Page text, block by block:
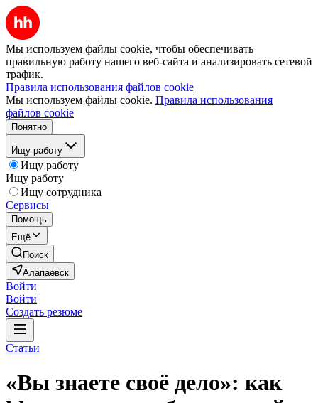
Мы используем файлы cookie, чтобы обеспечивать
правильную работу нашего веб-сайта и анализировать сетевой
трафик.
Правила использования файлов cookie
Мы используем файлы cookie. Правила использования
файлов cookie
Понятно
Ищу работу
Ищу работу
Ищу работу
Ищу сотрудника
Сервисы
Помощь
Ещё
Поиск
Алапаевск
Войти
Войти
Создать резюме
Статьи
«Вы знаете своё дело»: как